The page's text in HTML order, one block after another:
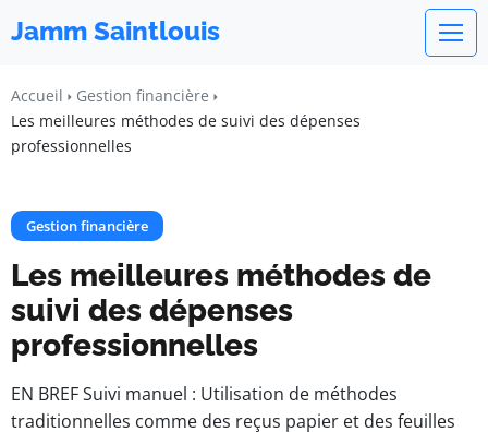
Jamm Saintlouis
Accueil
Gestion financière
Les meilleures méthodes de suivi des dépenses
professionnelles
Gestion financière
Les meilleures méthodes de
suivi des dépenses
professionnelles
EN BREF Suivi manuel : Utilisation de méthodes
traditionnelles comme des reçus papier et des feuilles